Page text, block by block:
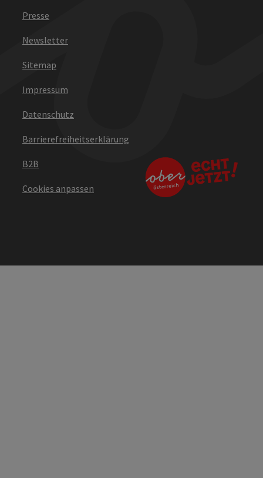
Presse
Newsletter
Sitemap
Impressum
Datenschutz
Barrierefreiheitserklärung
B2B
Cookies anpassen